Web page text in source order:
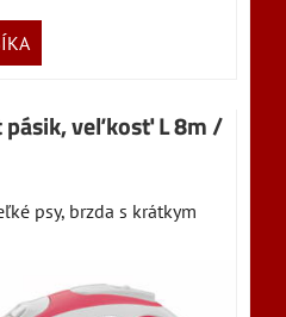
pásik, veľkosť L 8m /
psy, brzda s krátkym